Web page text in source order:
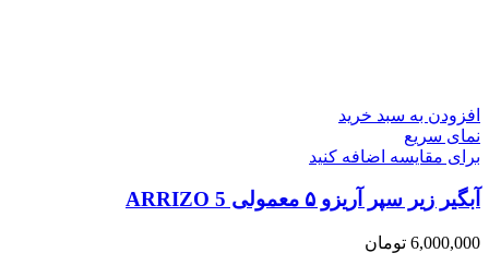
افزودن به سبد خرید
نمای سریع
برای مقایسه اضافه کنید
آبگیر زیر سپر آریزو ۵ معمولی ARRIZO 5
6,000,000 تومان